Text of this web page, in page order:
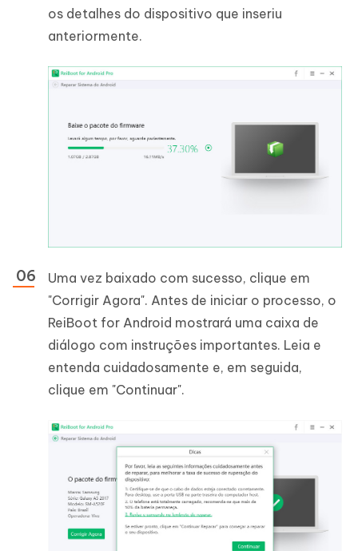
os detalhes do dispositivo que inseriu
anteriormente.
Uma vez baixado com sucesso, clique em
"Corrigir Agora". Antes de iniciar o processo, o
ReiBoot for Android mostrará uma caixa de
diálogo com instruções importantes. Leia e
entenda cuidadosamente e, em seguida,
clique em "Continuar".